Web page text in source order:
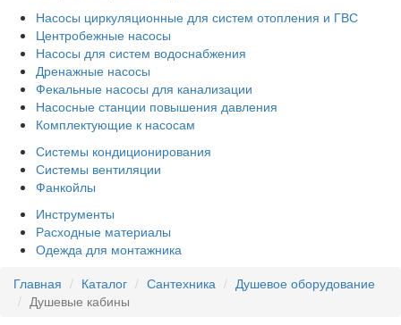
Насосы циркуляционные для систем отопления и ГВС
Центробежные насосы
Насосы для систем водоснабжения
Дренажные насосы
Фекальные насосы для канализации
Насосные станции повышения давления
Комплектующие к насосам
Системы кондиционирования
Системы вентиляции
Фанкойлы
Инструменты
Расходные материалы
Одежда для монтажника
Главная
Каталог Сантехника
Душевое оборудование
Душевые кабины